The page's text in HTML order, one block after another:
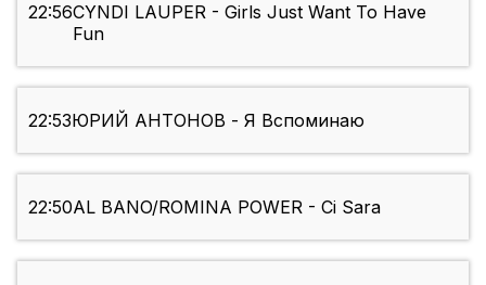
22:56CYNDI LAUPER - Girls Just Want To Have
Fun
22:53ЮРИЙ АНТОНОВ - Я Вспоминаю
22:50AL BANO/ROMINA POWER - Ci Sara